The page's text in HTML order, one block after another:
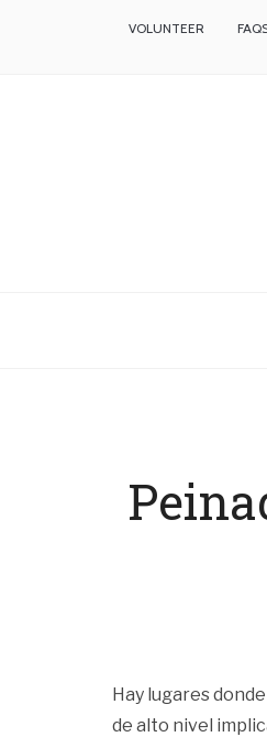
VOLUNTEER
Hay lugares
de alto nivel